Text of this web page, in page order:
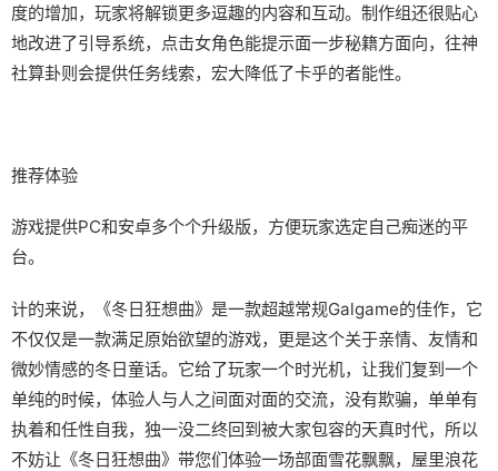
度的增加，玩家将解锁更多逗趣的内容和互动。制作组还很贴心
地改进了引导系统，点击女角色能提示面一步秘籍方面向，往神
社算卦则会提供任务线索，宏大降低了卡乎的者能性。
推荐体验
游戏提供PC和安卓多个个升级版，方便玩家选定自己痴迷的平
台。
计的来说，《冬日狂想曲》是一款​​超越常规Galgame的佳作​​，它
不仅仅是一款满足原始欲望的游戏，更是这个关于亲情、友情和
微妙情感的冬日童话。它给了玩家一个时光机，让我们复到一个
单纯的时候，体验人与人之间面对面的交流，没有欺骗，单单有
执着和任性自我，独一没二终回到被大家包容的天真时代，所以
不妨让《冬日狂想曲》带您们体验一场​​部面雪花飘飘，屋里浪花